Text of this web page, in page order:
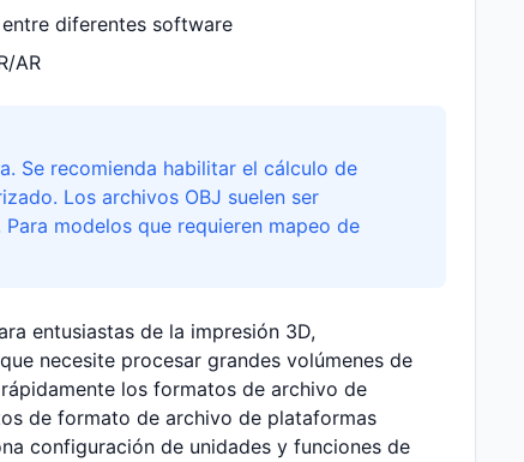
diferentes software
AR
Se recomienda habilitar el cálculo de
Los archivos OBJ suelen ser
modelos que requieren mapeo de
entusiastas de la impresión 3D,
necesite procesar grandes volúmenes de
los formatos de archivo de
de formato de archivo de plataformas
configuración de unidades y funciones de